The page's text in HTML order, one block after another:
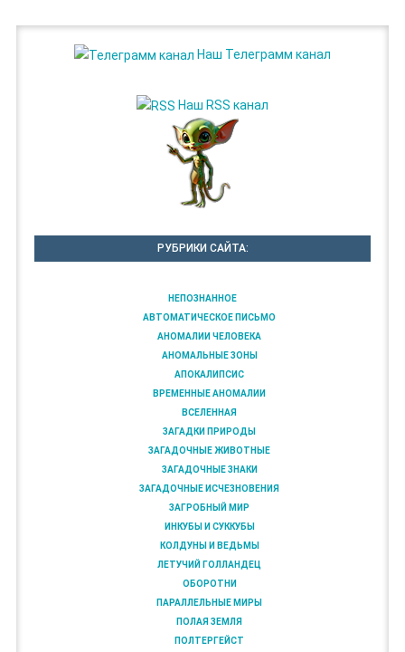
Наш Телеграмм канал
Наш RSS канал
РУБРИКИ САЙТА:
НЕПОЗНАННОЕ
АВТОМАТИЧЕСКОЕ ПИСЬМО
АНОМАЛИИ ЧЕЛОВЕКА
АНОМАЛЬНЫЕ ЗОНЫ
АПОКАЛИПСИС
ВРЕМЕННЫЕ АНОМАЛИИ
ВСЕЛЕННАЯ
ЗАГАДКИ ПРИРОДЫ
ЗАГАДОЧНЫЕ ЖИВОТНЫЕ
ЗАГАДОЧНЫЕ ЗНАКИ
ЗАГАДОЧНЫЕ ИСЧЕЗНОВЕНИЯ
ЗАГРОБНЫЙ МИР
ИНКУБЫ И СУККУБЫ
КОЛДУНЫ И ВЕДЬМЫ
ЛЕТУЧИЙ ГОЛЛАНДЕЦ
ОБОРОТНИ
ПАРАЛЛЕЛЬНЫЕ МИРЫ
ПОЛАЯ ЗЕМЛЯ
ПОЛТЕРГЕЙСТ